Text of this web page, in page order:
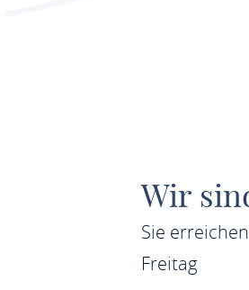
Wir
Sie
Freitag